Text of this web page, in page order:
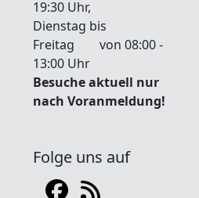
19:30 Uhr,
Dienstag bis
Freitag von 08:00 -
13:00 Uhr
Besuche aktuell nur
nach Voranmeldung!
Folge uns auf